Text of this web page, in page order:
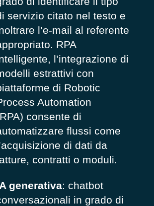
servizio citato nel testo e
l’e-mail al referente
RPA
l’integrazione di
estrattivi con
di Robotic
Automation
consente di
flussi come
di dati da
contratti o moduli.
generativa: chatbot
in grado di